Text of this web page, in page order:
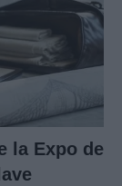
la Expo de